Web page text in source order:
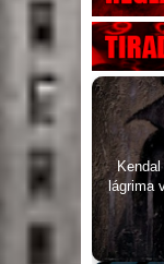
lágrima